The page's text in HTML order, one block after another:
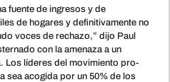
fuente de ingresos y de
de hogares y definitivamente no
voces de rechazo,” dijo Paul
con la amenaza a un
Los líderes del movimiento pro-
sea acogida por un 50% de los